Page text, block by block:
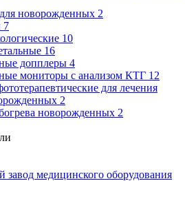
новорожденных 2
7
10
16
допплеры 4
мониторы с анализом КТГ 12
для лечения
2
новорожденных 2
завод медицинского оборудования